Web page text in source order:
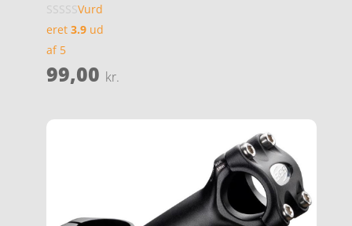
Vurd
eret 3.9ud
af 5
99,00 kr.